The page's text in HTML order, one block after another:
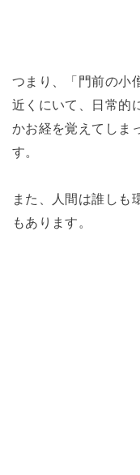
つまり、「門前の小
近くにいて、日常的
かお経を覚えてしま
す。
また、人間は誰しも
もあります。